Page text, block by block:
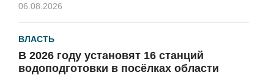
06.08.2026
ВЛАСТЬ
В 2026 году установят 16 станций
водоподготовки в посёлках области